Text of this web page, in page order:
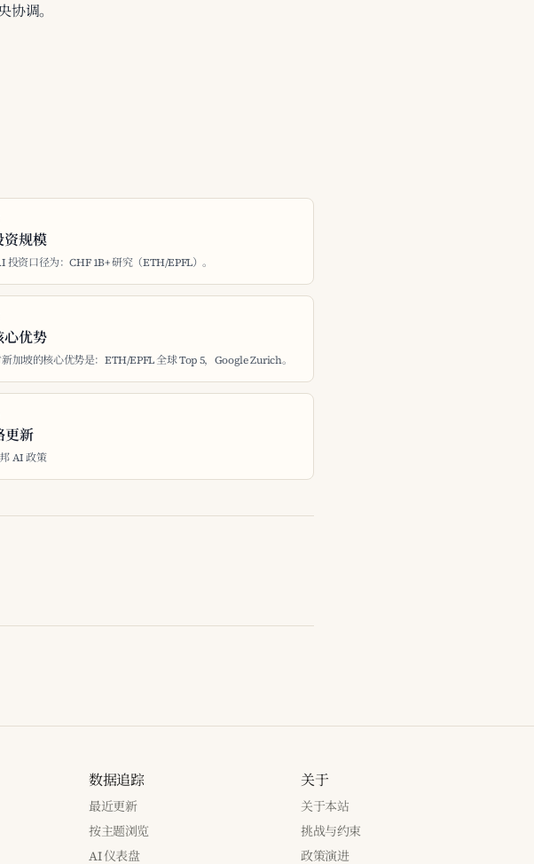
调。
资规模
投资口径为：CHF 1B+ 研究（ETH/EPFL）。
心优势
加坡的核心优势是：ETH/EPFL 全球 Top 5，Google Zurich。
更新
AI 政策
数据追踪
最近更新
按主题浏览
AI 仪表盘
关于
关于本站
挑战与约束
政策演进